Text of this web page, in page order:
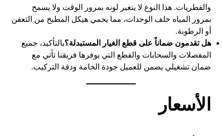
والفطريات. هذا النوع لا يتغير لونه بمرور الوقت ولا يسمح
بمرور المياه خلف الوحدات، مما يحمي هيكل المطبخ من التعفن
أو الرطوبة.
هل تقدمون ضماناً على قطع الغيار المستبدلة؟بالتأكيد، جميع
المفصلات والسحابات والقطع التي يوفرها فريقنا تأتي مع
ضمان تشغيلي يضمن للعميل جودة الخامة ودقة التركيب.
الأسعار